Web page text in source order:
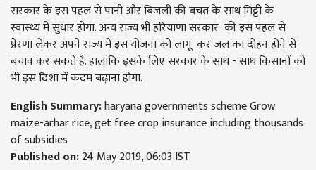
सरकार के इस पहल से पानी और बिजली की बचत के साथ मिट्टी के
स्वास्थ्य में सुधार होगा. अन्य राज्य भी हरियाणा सरकार की इस पहल से
प्रेरणा लेकर अपने राज्य में इस योजना को लागू कर जल का दोहन होने से
बचाव कर सकते है. हालांकि इसके लिए सरकार के साथ - साथ किसानों को
भी इस दिशा में कदम बढ़ाना होगा.
English Summary:haryana governments scheme Grow
maize-arhar rice, get free crop insurance including thousands
of subsidies
Published on:24 May 2019, 06:03 IST